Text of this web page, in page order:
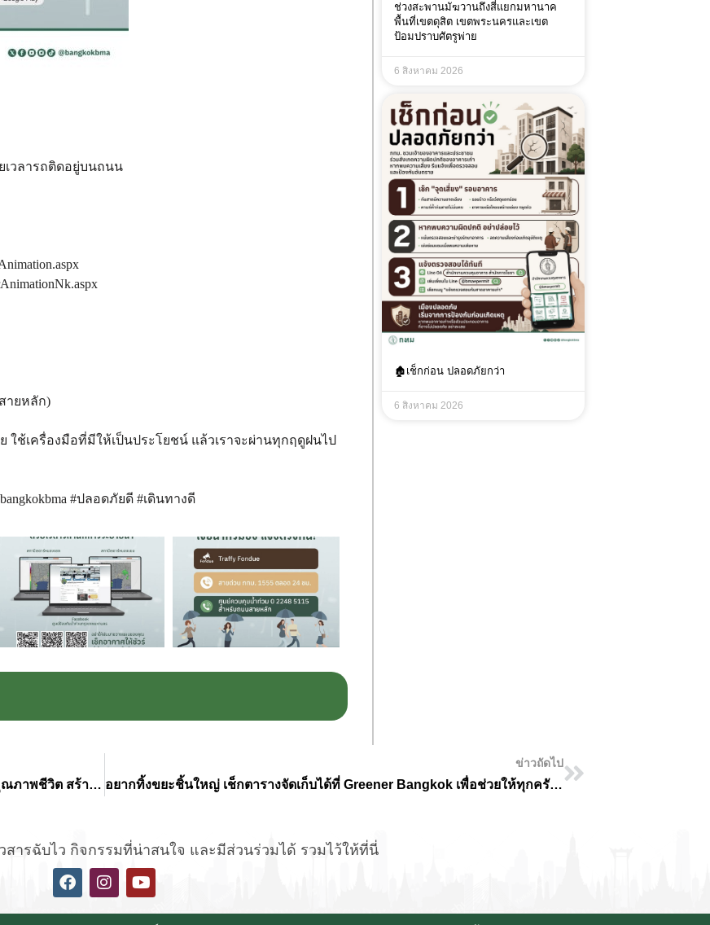
เวลารถติดอยู่บนถนน
ายหลัก)
ช้เครื่องมือที่มีให้เป็นประโยชน์ แล้วเราจะผ่านทุกฤดูฝนไป
#ปลอดภัยดี #เดินทางดี
ช่วงสะพานมัฆวานถึงสี่แยกมหานาค
พื้นที่เขตดุสิต เขตพระนครและเขต
ป้อมปราบศัตรูพ่าย
6 สิงหาคม 2026
🏚เช็กก่อน ปลอดภัยกว่า
6 สิงหาคม 2026
กทม. Kick Off “สุขุมวิทโมเดล” บนถนนสายเศรษฐกิจ ยกระดับคุณภาพชีวิต สร้างเมืองสะอาด–ปลอดภัย
ข่าวถัดไป
อยากทิ้งขยะชิ้นใหญ่ เช็กตารางจัดเก็บได้ที่ Greener Bangkok เพื่อช่วยให้ทุกครัวเรือนจัดการขยะได้อย่างมีประสิทธิภาพ และสะดวกสบายยิ่งขึ้น
สารฉับไว กิจกรรมที่น่าสนใจ และมีส่วนร่วมได้ รวมไว้ให้ที่นี่